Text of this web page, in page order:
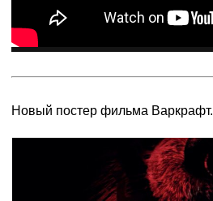
Новый постер фильма Варкрафт.